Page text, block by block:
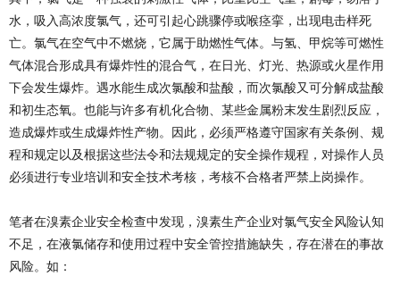
水，吸入高浓度氯气，还可引起心跳骤停或喉痉挛，出现电击样死
亡。氯气在空气中不燃烧，它属于助燃性气体。与氢、甲烷等可燃性
气体混合形成具有爆炸性的混合气，在日光、灯光、热源或火星作用
下会发生爆炸。遇水能生成次氯酸和盐酸，而次氯酸又可分解成盐酸
和初生态氧。也能与许多有机化合物、某些金属粉末发生剧烈反应，
造成爆炸或生成爆炸性产物。因此，必须严格遵守国家有关条例、规
程和规定以及根据这些法令和法规规定的安全操作规程，对操作人员
必须进行专业培训和安全技术考核，考核不合格者严禁上岗操作。
笔者在溴素企业安全检查中发现，溴素生产企业对氯气安全风险认知
不足，在液氯储存和使用过程中安全管控措施缺失，存在潜在的事故
风险。如：